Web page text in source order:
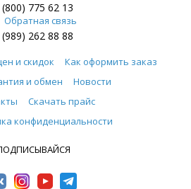
775 62 13
Обратная связь
262 88 88
и скидок
Как оформить заказ
и обмен
Новости
Скачать прайс
конфиденциальности